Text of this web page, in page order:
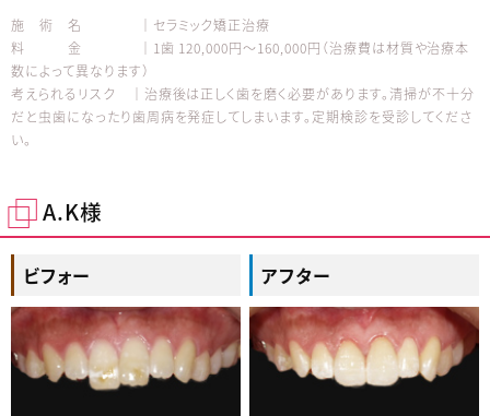
施 術 名 │セラミック矯正治療
料 金 │1歯 120,000円～160,000円（治療費は材質や治療本
数によって異なります）
考えられるリスク │治療後は正しく歯を磨く必要があります。清掃が不十分
だと虫歯になったり歯周病を発症してしまいます。定期検診を受診してくださ
い。
A.K様
ビフォー アフター